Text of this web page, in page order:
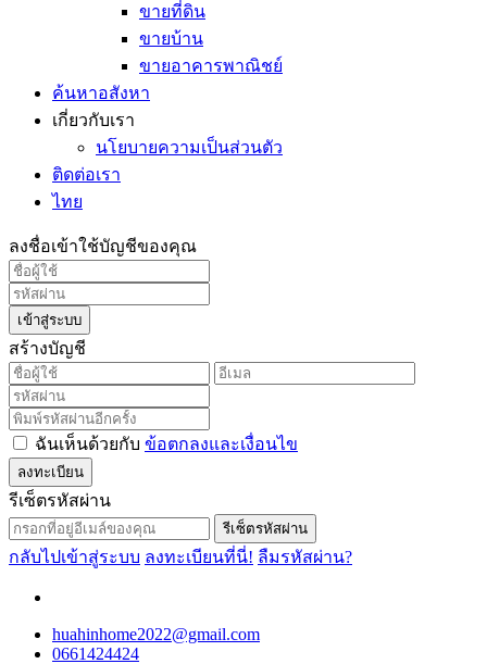
ขายที่ดิน
ขายบ้าน
ขายอาคารพาณิชย์
ค้นหาอสังหา
เกี่ยวกับเรา
นโยบายความเป็นส่วนตัว
ติดต่อเรา
ไทย
ลงชื่อเข้าใช้บัญชีของคุณ
เข้าสู่ระบบ
สร้างบัญชี
ฉันเห็นด้วยกับ ข้อตกลงและเงื่อนไข
ลงทะเบียน
รีเซ็ตรหัสผ่าน
รีเซ็ตรหัสผ่าน
กลับไปเข้าสู่ระบบ ลงทะเบียนที่นี่! ลืมรหัสผ่าน?
huahinhome2022@gmail.com
0661424424